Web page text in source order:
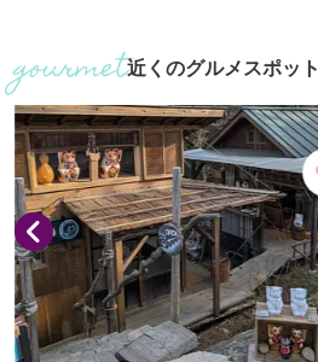
近くのグルメスポット